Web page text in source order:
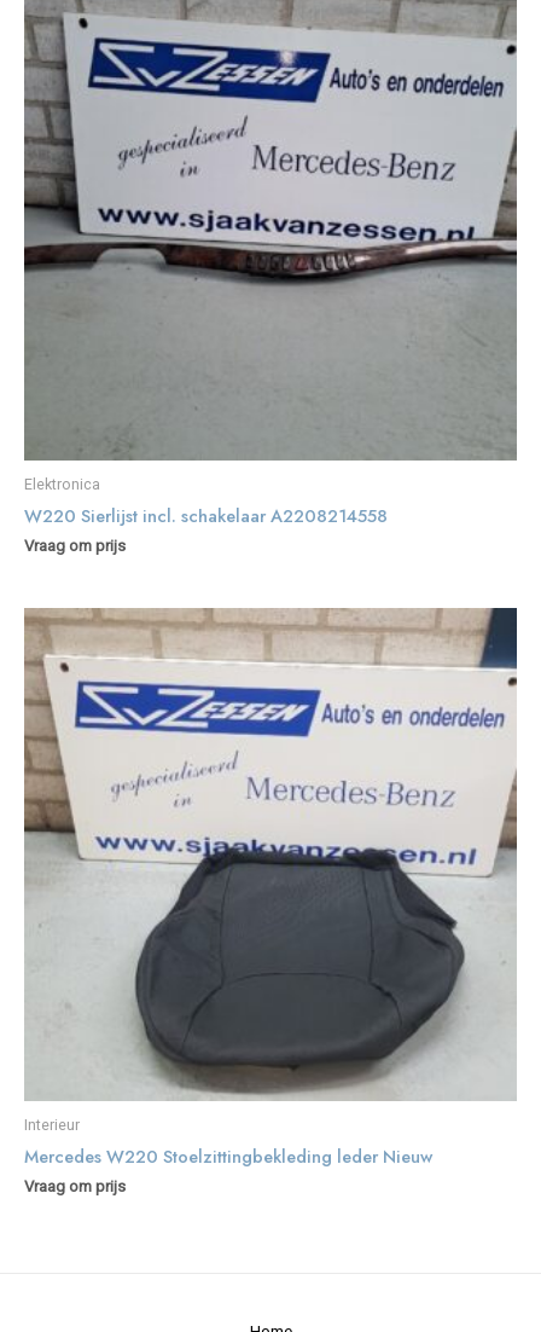
Elektronica
W220 Sierlijst incl. schakelaar A2208214558
Vraag om prijs
Interieur
Mercedes W220 Stoelzittingbekleding leder Nieuw
Vraag om prijs